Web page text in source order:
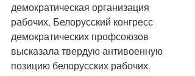
демократическая организация
рабочих, Белорусский конгресс
демократических профсоюзов
высказала твердую антивоенную
позицию белорусских рабочих.